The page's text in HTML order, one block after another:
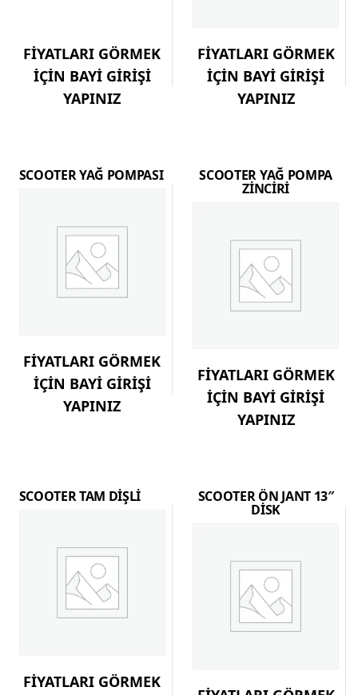
FİYATLARI GÖRMEK
İÇİN BAYİ GİRİŞİ
YAPINIZ
FİYATLARI GÖRMEK
İÇİN BAYİ GİRİŞİ
YAPINIZ
SCOOTER YAĞ POMPASI
FİYATLARI GÖRMEK
İÇİN BAYİ GİRİŞİ
YAPINIZ
SCOOTER YAĞ POMPA
ZİNCİRİ
FİYATLARI GÖRMEK
İÇİN BAYİ GİRİŞİ
YAPINIZ
SCOOTER TAM DİŞLİ
FİYATLARI GÖRMEK
SCOOTER ÖN JANT 13″
DİSK